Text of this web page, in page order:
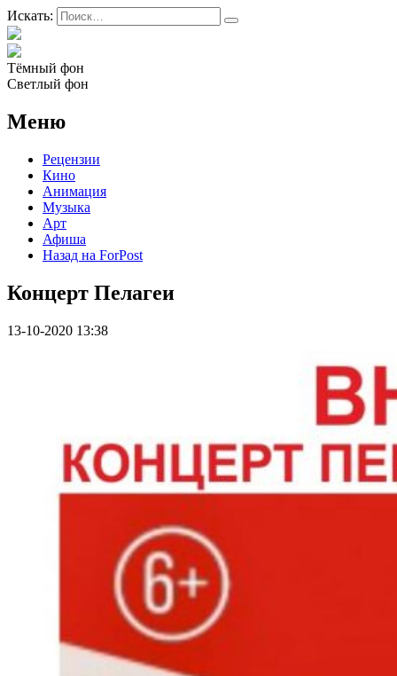
Искать:
Тёмный фон
Светлый фон
Меню
Рецензии
Кино
Анимация
Музыка
Арт
Афиша
Назад на ForPost
Концерт Пелагеи
13-10-2020 13:38